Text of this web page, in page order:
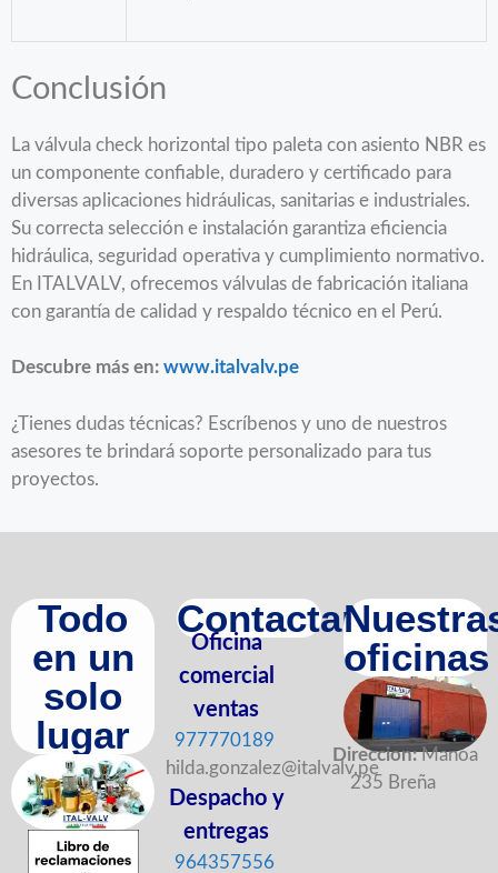
Conclusión
La válvula check horizontal tipo paleta con asiento NBR es
un componente confiable, duradero y certificado para
diversas aplicaciones hidráulicas, sanitarias e industriales.
Su correcta selección e instalación garantiza eficiencia
hidráulica, seguridad operativa y cumplimiento normativo.
En ITALVALV, ofrecemos válvulas de fabricación italiana
con garantía de calidad y respaldo técnico en el Perú.
Descubre más en: www.italvalv.pe
¿Tienes dudas técnicas? Escríbenos y uno de nuestros
asesores te brindará soporte personalizado para tus
proyectos.
Todo
en un
solo
lugar
Contactanos
Oficina
comercial
ventas
977770189
hilda.gonzalez@italvalv.pe
Despacho y
entregas
964357556
oficinas
Direccion:Manoa
235 Breña